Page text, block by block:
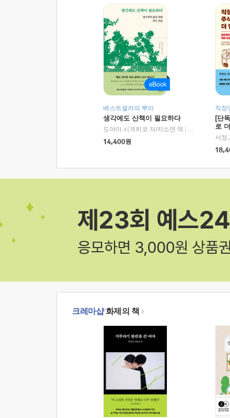
베스트셀러의 뿌리
생각에도 산책이 필요하다
도야마 시게히코 저/지소연 역
알에이치코리
14,400원
직장
[단
로
크레마샵화제의 책